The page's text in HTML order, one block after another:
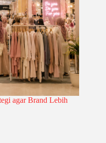
agar Brand Lebih